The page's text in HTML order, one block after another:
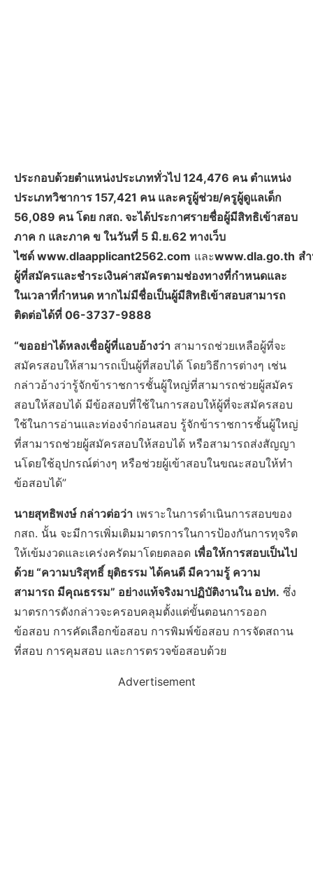
ประกอบด้วยตำแหน่งประเภททั่วไป 124,476 คน ตำแหน่ง
ประเภทวิชาการ 157,421 คน และครูผู้ช่วย/ครูผู้ดูแลเด็ก
56,089 คน โดย กสถ. จะได้ประกาศรายชื่อผู้มีสิทธิเข้าสอบ
ภาค ก และภาค ข ในวันที่ 5 มิ.ย.62 ทางเว็บ
ไซด์ www.dlaapplicant2562.com และwww.dla.go.th ส
ผู้ที่สมัครและชำระเงินค่าสมัครตามช่องทางที่กำหนดและ
ในเวลาที่กำหนด หากไม่มีชื่อเป็นผู้มีสิทธิเข้าสอบสามารถ
ติดต่อได้ที่ 06-3737-9888
“ขออย่าได้หลงเชื่อผู้ที่แอบอ้างว่า สามารถช่วยเหลือผู้ที่จะ
สมัครสอบให้สามารถเป็นผู้ที่สอบได้ โดยวิธีการต่างๆ เช่น
กล่าวอ้างว่ารู้จักข้าราชการชั้นผู้ใหญ่ที่สามารถช่วยผู้สมัคร
สอบให้สอบได้ มีข้อสอบที่ใช้ในการสอบให้ผู้ที่จะสมัครสอบ
ใช้ในการอ่านและท่องจำก่อนสอบ รู้จักข้าราชการชั้นผู้ใหญ่
ที่สามารถช่วยผู้สมัครสอบให้สอบได้ หรือสามารถส่งสัญญา
นโดยใช้อุปกรณ์ต่างๆ หรือช่วยผู้เข้าสอบในขณะสอบให้ทำ
ข้อสอบได้”
นายสุทธิพงษ์ กล่าวต่อว่า เพราะในการดำเนินการสอบของ
กสถ. นั้น จะมีการเพิ่มเติมมาตรการในการป้องกันการทุจริต
ให้เข้มงวดและเคร่งครัดมาโดยตลอด เพื่อให้การสอบเป็นไป
ด้วย “ความบริสุทธิ์ ยุติธรรม ได้คนดี มีความรู้ ความ
สามารถ มีคุณธรรม” อย่างแท้จริงมาปฏิบัติงานใน อปท. ซึ่ง
มาตรการดังกล่าวจะครอบคลุมตั้งแต่ขั้นตอนการออก
ข้อสอบ การคัดเลือกข้อสอบ การพิมพ์ข้อสอบ การจัดสถาน
ที่สอบ การคุมสอบ และการตรวจข้อสอบด้วย
Advertisement